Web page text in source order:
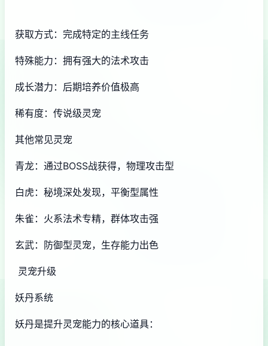
获取方式：完成特定的主线任务
特殊能力：拥有强大的法术攻击
成长潜力：后期培养价值极高
稀有度：传说级灵宠
其他常见灵宠
青龙：通过BOSS战获得，物理攻击型
白虎：秘境深处发现，平衡型属性
朱雀：火系法术专精，群体攻击强
玄武：防御型灵宠，生存能力出色
灵宠升级
妖丹系统
妖丹是提升灵宠能力的核心道具：